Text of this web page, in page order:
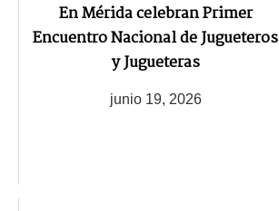
En Mérida celebran Primer
Encuentro Nacional de Jugueteros
y Jugueteras
junio 19, 2026